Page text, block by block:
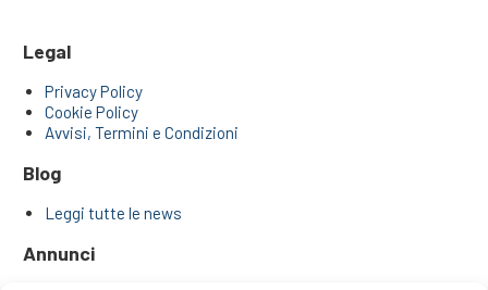
Legal
Privacy Policy
Cookie Policy
Avvisi, Termini e Condizioni
Blog
Leggi tutte le news
Annunci